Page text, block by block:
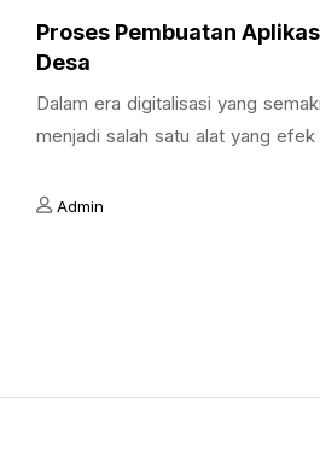
Proses Pembuatan
Desa
Dalam era digitalisasi yang
menjadi salah satu alat yang efek
Admin